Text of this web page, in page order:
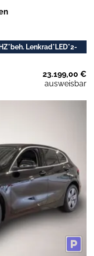
Lenkrad*LED*2-
23.199,00 €
ausweisbar